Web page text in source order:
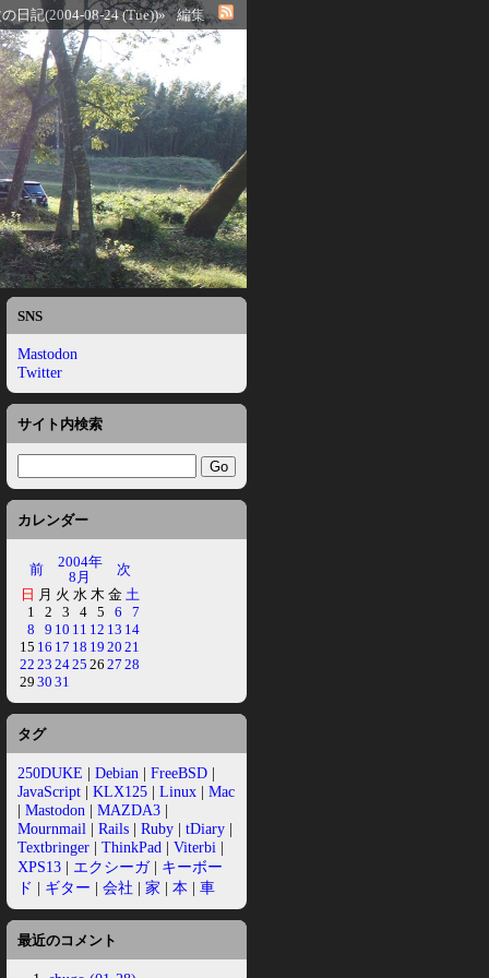
日記(2004-08-24 (Tue))» 編集
SNS
Mastodon
Twitter
サイト内検索
カレンダー
前
2004年
8月
次
日 月 火 水 木 金 土
1
2 3 4 5 6
7
8
9 10 11 12 13 14
15 16 17 18 19 20 21
22 23 2425 26 27 28
29 30 31
タグ
250DUKE | Debian | FreeBSD |
JavaScript | KLX125 | Linux | Mac
| Mastodon | MAZDA3 |
Mournmail | Rails | Ruby | tDiary |
Textbringer | ThinkPad | Viterbi |
XPS13 | エクシーガ| キーボー
ド | ギター | 会社 | 家 | 本 | 車
最近のコメント